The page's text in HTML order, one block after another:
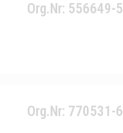
Org.Nr: 556649-
Org.Nr: 770531-